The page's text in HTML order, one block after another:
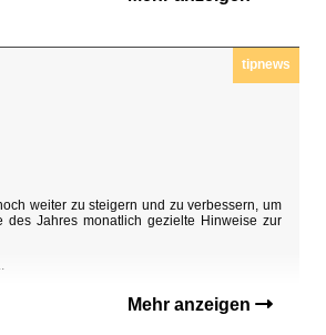
tipnews
weiter zu steigern und zu verbessern, um
des Jahres monatlich gezielte Hinweise zur
Mehr anzeigen